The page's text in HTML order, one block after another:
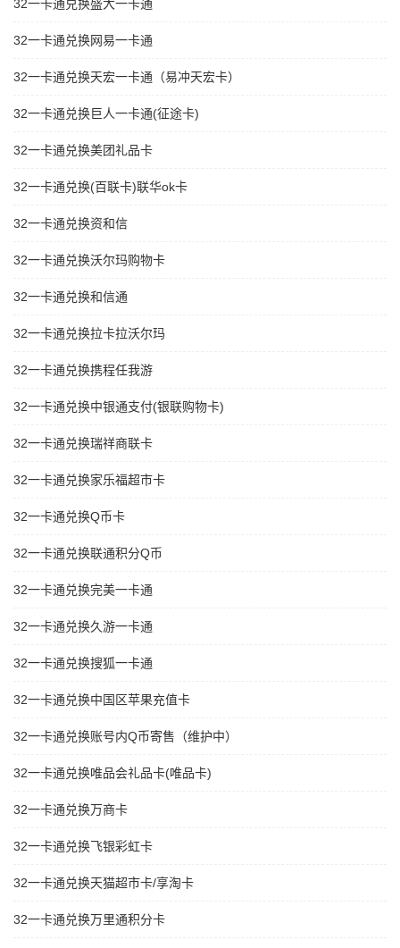
32一卡通兑换盛大一卡通
32一卡通兑换网易一卡通
32一卡通兑换天宏一卡通（易冲天宏卡）
32一卡通兑换巨人一卡通(征途卡)
32一卡通兑换美团礼品卡
32一卡通兑换(百联卡)联华ok卡
32一卡通兑换资和信
32一卡通兑换沃尔玛购物卡
32一卡通兑换和信通
32一卡通兑换拉卡拉沃尔玛
32一卡通兑换携程任我游
32一卡通兑换中银通支付(银联购物卡)
32一卡通兑换瑞祥商联卡
32一卡通兑换家乐福超市卡
32一卡通兑换Q币卡
32一卡通兑换联通积分Q币
32一卡通兑换完美一卡通
32一卡通兑换久游一卡通
32一卡通兑换搜狐一卡通
32一卡通兑换中国区苹果充值卡
32一卡通兑换账号内Q币寄售（维护中）
32一卡通兑换唯品会礼品卡(唯品卡)
32一卡通兑换万商卡
32一卡通兑换飞银彩虹卡
32一卡通兑换天猫超市卡/享淘卡
32一卡通兑换万里通积分卡